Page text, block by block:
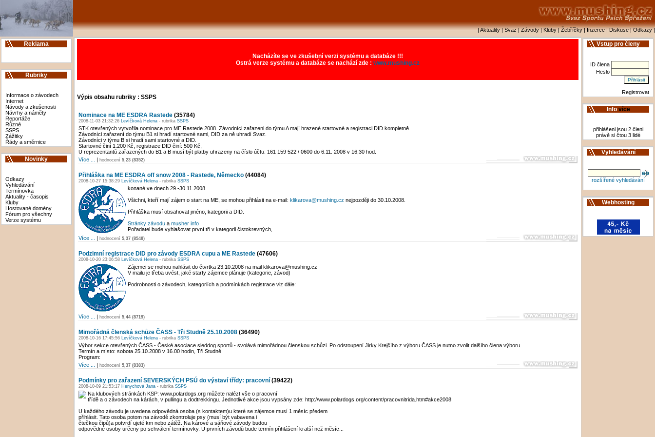
|Aktuality|Svaz|Závody|Kluby|Žebříčky|Inzerce|Diskuse|Odkazy|
Reklama
Rubriky
Informace o závodech
Internet
Návody a zkušenosti
Návrhy a náměty
Reportáže
Různé
SSPS
Zážitky
Řády a směrnice
Novinky
Odkazy
Vyhledávání
Termínovka
Aktuality - časopis
Kluby
Hostované domény
Fórum pro všechny
Verze systému
Nacházíte se ve zkušební verzi systému a databáze !!!
Ostrá verze systému a databáze se nachází zde : www.mushing.cz
Výpis obsahu rubriky : SSPS
Nominace na ME ESDRA Rastede (35784)
2008-11-03 21:32:26 Levíčková Helena - rubrika SSPS
STK otevřených vytvořila nominace pro ME Rastede 2008. Závodníci zařazeni do týmu A mají hrazené startovné a registraci DID kompletně.
Závodníci zařazení do týmu B1 si hradí startovné sami, DID za ně uhradí Svaz.
Závodníci v týmu B si hradí sami startovné a DID.
Startovné činí 1.200 Kč, registrace DID činí: 500 Kč,
U reprezentantů zařazených do B1 a B musí být platby uhrazeny na číslo účtu: 161 159 522 / 0600 do 6.11. 2008 v 16,30 hod.
Více ...
| hodnocení 5,23 (8352)
Přihláška na ME ESDRA off snow 2008 - Rastede, Německo (44084)
2008-10-27 15:38:29 Levíčková Helena - rubrika SSPS
konané ve dnech 29.-30.11.2008
Všichni, kteří mají zájem o start na ME, se mohou přihlásit na e-mail: klikarova@mushing.cz nejpozději do 30.10.2008.
Přihláška musí obsahovat jméno, kategorii a DID.
Stránky závodu a musher info
Pořadatel bude vyhlašovat první tři v kategorii čistokrevných,
Více ...
| hodnocení 5,37 (8548)
Podzimní registrace DID pro závody ESDRA cupu a ME Rastede (47606)
2008-10-20 23:06:58 Levíčková Helena - rubrika SSPS
Zájemci se mohou nahlásit do čtvrtka 23.10.2008 na mail klikarova@mushing.cz
V mailu je třeba uvést, jaké starty zájemce plánuje (kategorie, závod)
Podrobnosti o závodech, kategoriích a podmínkách registrace viz dále:
Více ... | hodnocení 5,44 (8719)
Mimořádná členská schůze ČASS - Tři Studně 25.10.2008 (36490)
2008-10-16 17:45:56 Levíčková Helena - rubrika SSPS
Výbor sekce otevřených ČASS - České asociace sleddog sportů - svolává mimořádnou členskou schůzi. Po odstoupení Jirky Krejčího z výboru ČASS je nutno zvolit dalšího člena výboru.
Termín a místo: sobota 25.10.2008 v 16.00 hodin, Tři Studně
Program:
Více ...
| hodnocení 5,37 (8383)
Podmínky pro zařazení SEVERSKÝCH PSÚ do výstaví třídy: pracovní (39422)
2008-10-09 21:53:17 Henychová Jana - rubrika SSPS
Na klubových stránkách KSP: www.polardogs.org můžete nalézt vše o pracovní
třídě a o závodech na kárách, v pullingu a dodtrekkingu. Jednotlivé akce jsou vypsány zde: http://www.polardogs.org/content/pracovnitrida.htm#akce2008
U každého závodu je uvedena odpovědná osoba (s kontaktem)u které se zájemce musí 1 měsíc předem
přihlásit. Tato osoba potom na závodě zkontroluje psy (musí být vabavena i
čtečkou čipů)a potvrdí ujeté km nebo zátěž. Na kárové a sáňové závody budou
odpovědné osoby určeny po schválení termínovky. U prvních závodů bude termín přihlášení kratší než měsíc...
Vstup pro členy
ID člena
Heslo
Registrovat
Info více
přihlášeni jsou 2 členi
právě si čtou 3 lidé
Vyhledávání
rozšířené vyhledávání
Webhosting